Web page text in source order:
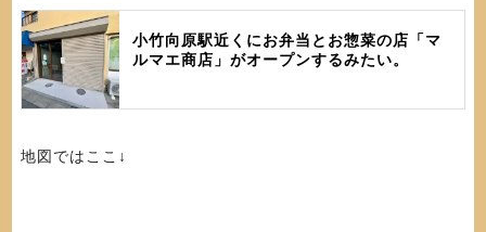
小竹向原駅近くにお弁当とお惣菜の店「マ
ルマエ商店」がオープンするみたい。
地図ではここ↓